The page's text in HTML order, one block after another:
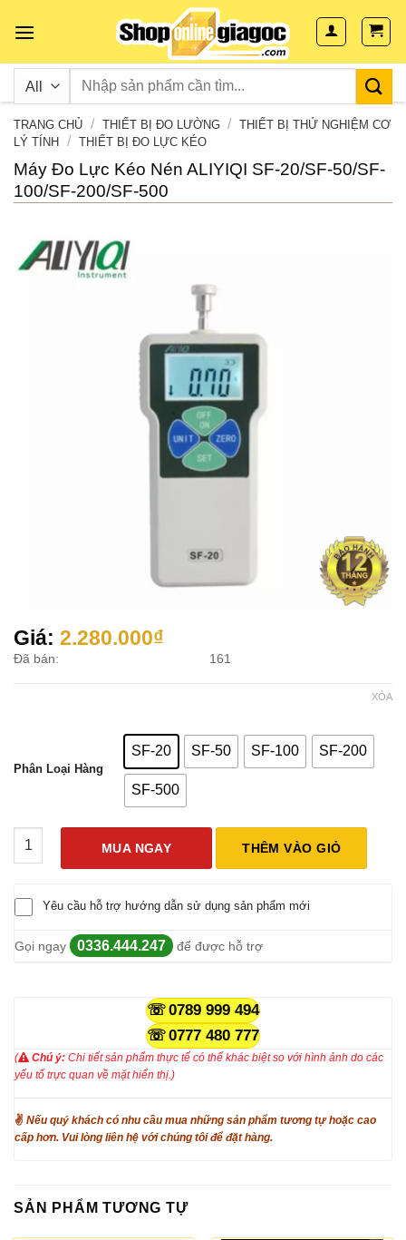
TRANG CHỦ / THIẾT BỊ ĐO LƯỜNG / THIẾT BỊ THỬ NGHIỆM CƠ
LÝ TÍNH
/ THIẾT BỊ ĐO LỰC KÉO
Máy Đo Lực Kéo Nén ALIYIQI SF-20/SF-50/SF-
100/SF-200/SF-500
Giá: 2.280.000₫
Đã bán: 161
Phân Loại Hàng
SF-20 SF-50 SF-100 SF-200
SF-500
XÓA
Máy Đo Lực Kéo Nén ALIYIQI SF-20/SF-50/SF-100/SF-200/SF-
MUA NGAY
THÊM VÀO GIỎ
Yêu cầu hỗ trợ hướng dẫn sử dụng sản phẩm mới
Gọi ngay 0336.444.247 để được hỗ trợ
0789 999 494
0777 480 777
( Chú ý: Chi tiết sản phẩm thực tế có thể khác biệt so với hình ảnh do các
yếu tố trực quan về mặt hiển thị.)
✌ Nếu quý khách có nhu cầu mua những sản phẩm tương tự hoặc cao
cấp hơn. Vui lòng liên hệ với chúng tôi để đặt hàng.
SẢN PHẨM TƯƠNG TỰ